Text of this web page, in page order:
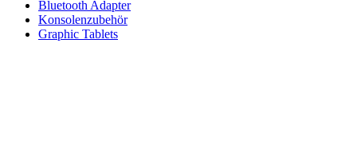
Bluetooth Adapter
Konsolenzubehör
Graphic Tablets